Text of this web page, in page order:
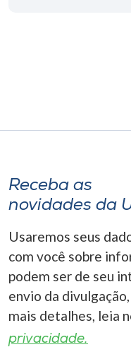
A+
Receba as
novidades da
Usaremos seus
com você sobre
podem ser de seu
envio da
mais detalhes, leia
privacidade.